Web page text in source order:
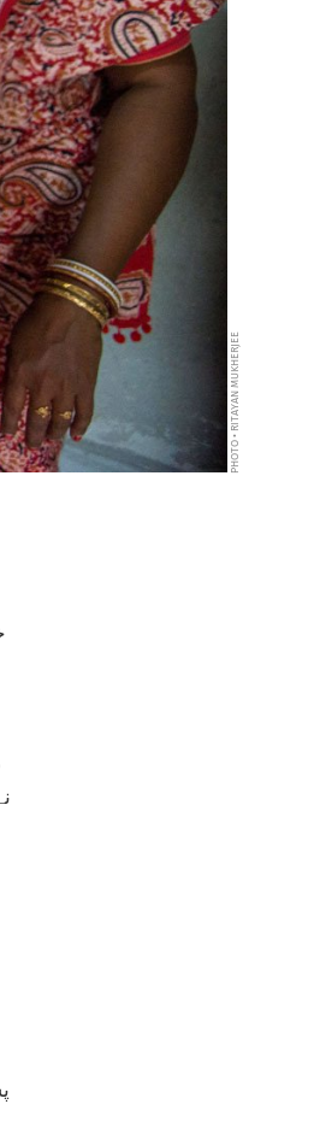
PHOTO • RITAYAN MUKHERJEE